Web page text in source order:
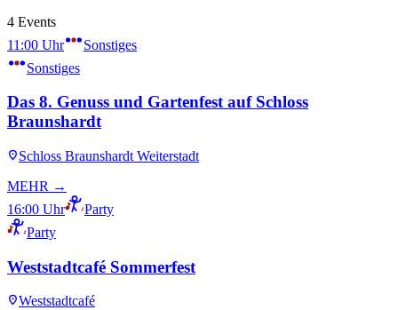
4 Events
11:00 Uhr
Sonstiges
Sonstiges
Das 8. Genuss und Gartenfest auf Schloss
Braunshardt
Schloss Braunshardt Weiterstadt
MEHR →
16:00 Uhr
Party
Party
Weststadtcafé Sommerfest
Weststadtcafé